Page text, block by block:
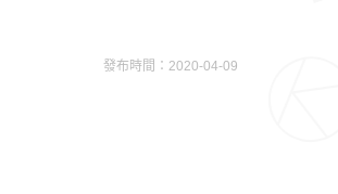
發布時間：2020-04-09